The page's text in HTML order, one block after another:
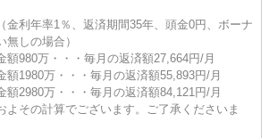
金利年率1％、返済期間35年、頭金0円、ボーナ
無しの場合）
額980万・・・毎月の返済額27,664円/月
額1980万・・・毎月の返済額55,893円/月
額2980万・・・毎月の返済額84,121円/月
よその計算でございます。ご了承くださいま